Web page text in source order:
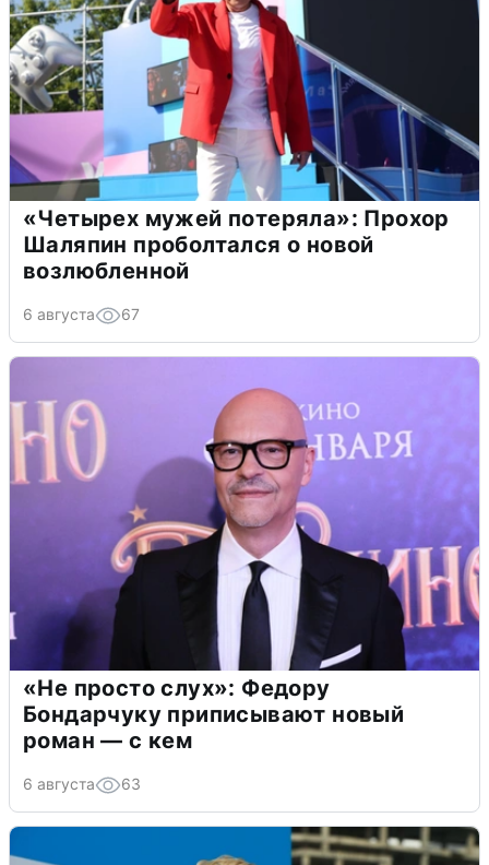
«Четырех мужей потеряла»: Прохор
Шаляпин проболтался о новой
возлюбленной
6 августа 67
«Не просто слух»: Федору
Бондарчуку приписывают новый
роман — с кем
6 августа 63